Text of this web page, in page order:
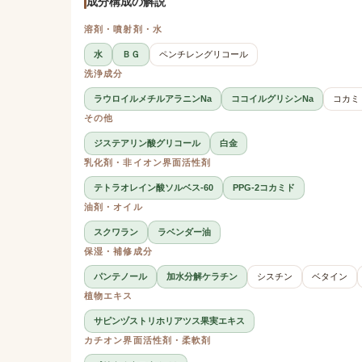
溶剤・噴射剤・水
水 ＢＧ
ペンチレングリコール
洗浄成分
ラウロイルメチルアラニンNa ココイルグリシンNa
コカ
その他
ジステアリン酸グリコール
白金
乳化剤・非イオン界面活性剤
テトラオレイン酸ソルベス-60
PPG-2コカミド
油剤・オイル
スクワラン
ラベンダー油
保湿・補修成分
パンテノール 加水分解ケラチン シスチン ベタイン
植物エキス
サピンヅストリホリアツス果実エキス
カチオン界面活性剤・柔軟剤